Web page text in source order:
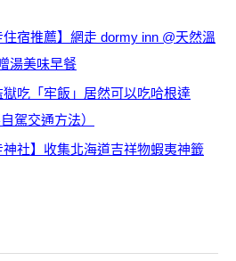
住宿推薦】網走 dormy inn @天然溫
湯美味早餐
獄吃「牢飯」居然可以吃哈根達
駕交通方法）
神社】收集北海道吉祥物蝦夷神籤